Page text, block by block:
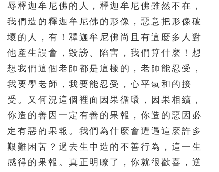
辱釋迦牟尼佛的人，釋迦牟尼佛雖然不在，
我們造的釋迦牟尼佛的形像，惡意把形像破
壞的人，有！釋迦牟尼佛尚且有這麼多人對
他產生誤會，毀謗、陷害，我們算什麼！想
想我們這個老師都是這樣的，老師能忍受，
我要學老師，我要能忍受，心平氣和的接
受。又何況這個裡面因果循環，因果相續，
你造的善因一定有善的果報，你造的惡因必
定有惡的果報。我們為什麼會遭遇這麼許多
艱難困苦？過去生中造的不善行為，這一生
感得的果報。真正明瞭了，你就很歡喜，逆